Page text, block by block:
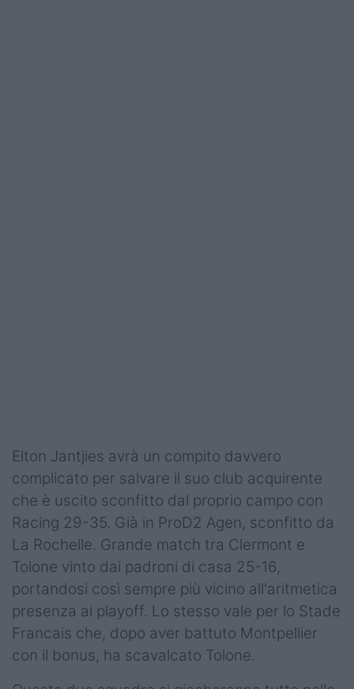
Elton Jantjies avrà un compito davvero
complicato per salvare il suo club acquirente
che è uscito sconfitto dal proprio campo con
Racing 29-35. Già in ProD2 Agen, sconfitto da
La Rochelle. Grande match tra Clermont e
Tolone vinto dai padroni di casa 25-16,
portandosi così sempre più vicino all'aritmetica
presenza ai playoff. Lo stesso vale per lo Stade
Francais che, dopo aver battuto Montpellier
con il bonus, ha scavalcato Tolone.